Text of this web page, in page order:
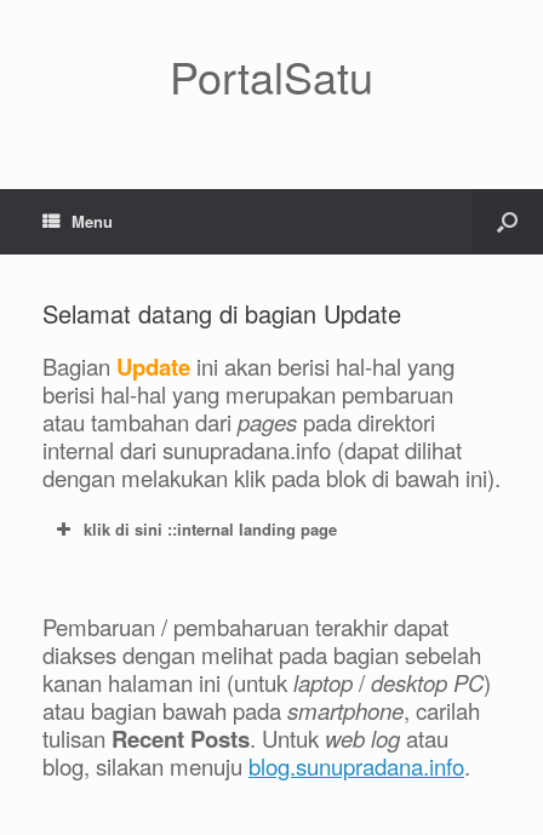
PortalSatu
Menu
Selamat datang di bagian Update
Bagian Update ini akan berisi hal-hal yang
berisi hal-hal yang merupakan pembaruan
atau tambahan dari pages pada direktori
internal dari sunupradana.info (dapat dilihat
dengan melakukan klik pada blok di bawah ini).
klik di sini ::internal landing page
Pembaruan / pembaharuan terakhir dapat
diakses dengan melihat pada bagian sebelah
kanan halaman ini (untuklaptop/desktop PC)
atau bagian bawah padasmartphone, carilah
tulisan Recent Posts. Untuk web logatau
blog, silakan menuju blog.sunupradana.info.